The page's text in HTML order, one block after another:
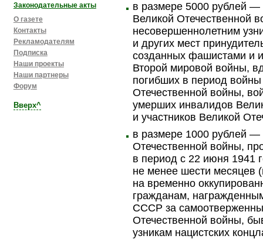
в размере 5000 рублей
Великой Отечественной
несовершеннолетним
и других мест
созданных фашистами и
Второй мировой войны,
погибших в период
Отечественной войны,
умерших инвалидов
и участников Великой
в размере 1000 рублей —
Отечественной войны,
в период с 22 июня 1941
не менее шести месяцев
на временно
гражданам,
СССР за
Отечественной войны,
узникам нацистских
Законодательные акты
О газете
Контакты
Рекламодателям
Подписка
Наши проекты
Наши партнеры
Форум
Вверх^